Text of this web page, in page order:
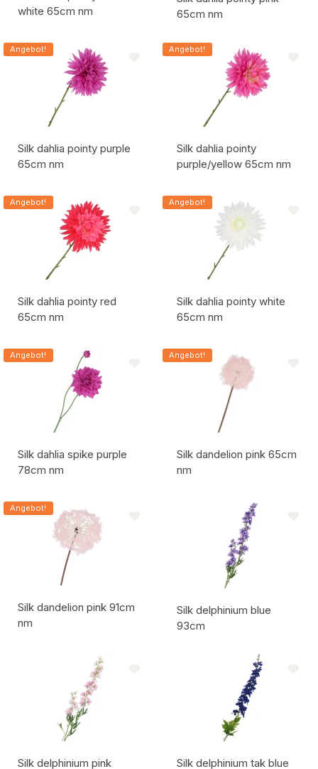
white 65cm nm
Artikelcode:
65cm nm
Artikelcode:
Angebot!
Silk dahlia pointy purple
65cm nm
Artikelcode:
Angebot!
Silk dahlia pointy
purple/yellow 65cm nm
Artikelcode:
Angebot!
Silk dahlia pointy red
65cm nm
Artikelcode:
Angebot!
Silk dahlia pointy white
65cm nm
Artikelcode:
Angebot!
Silk dahlia spike purple
78cm nm
Artikelcode:
Angebot!
Silk dandelion pink 65cm
nm
Angebot!
Silk dandelion pink 91cm
nm
Silk delphinium blue
93cm
Silk delphinium pink
Silk delphinium tak blue